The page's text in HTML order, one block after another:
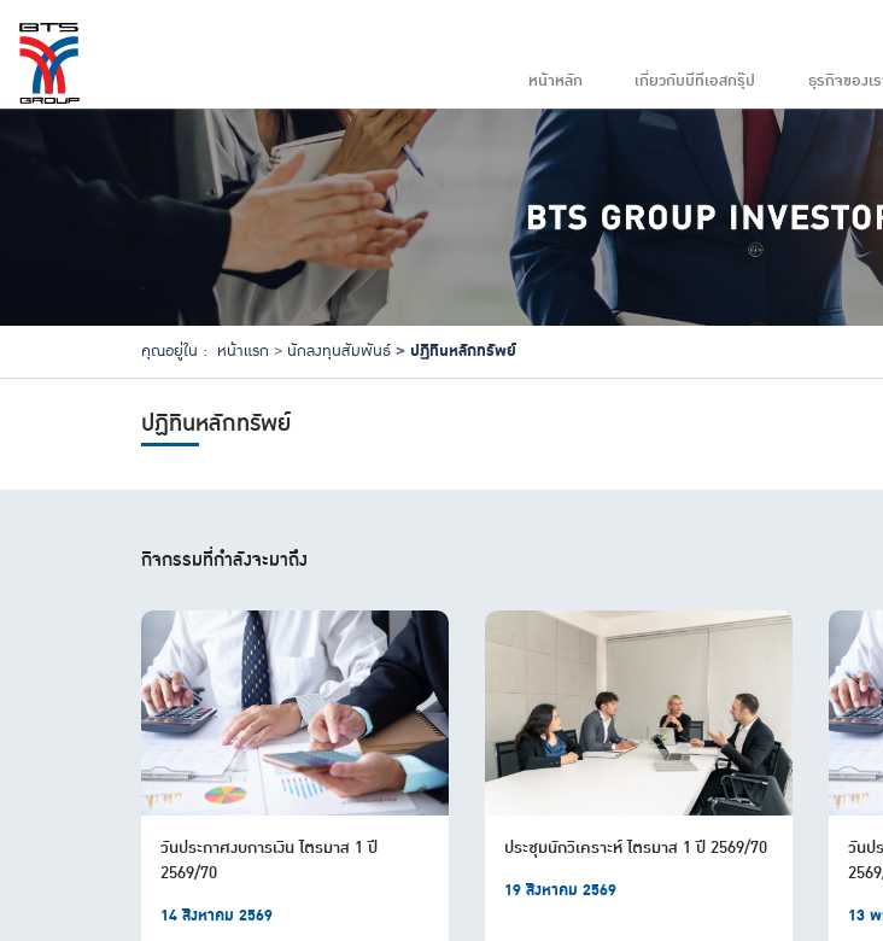
หน้าหลัก เกี่ยวกับบีทีเอสกรุ๊ป ธุรกิจของเ
คุณอยู่ใน : หน้าแรก นักลงทุนสัมพันธ์ ปฏิทินหลักทรัพย์
ปฏิทินหลักทรัพย์
กิจกรรมที่กำลังจะมาถึง
วันประกาศงบการเงิน ไตรมาส 1 ปี
2569/70
14 สิงหาคม 2569
ประชุมนักวิเคราะห์ ไตรมาส 1 ปี 2569/70
19 สิงหาคม 2569
วันป
13